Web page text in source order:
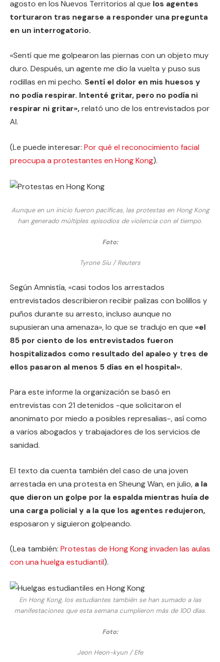
agosto en los Nuevos Territorios al que los agentes
torturaron tras negarse a responder una pregunta
en un interrogatorio.
«Sentí que me golpearon las piernas con un objeto muy
duro. Después, un agente me dio la vuelta y puso sus
rodillas en mi pecho. Sentí el dolor en mis huesos y
no podía respirar. Intenté gritar, pero no podía ni
respirar ni gritar»,relató uno de los entrevistados por
AI.
(Le puede interesar: Por qué el reconocimiento facial
preocupa a protestantes en Hong Kong).
Aunque en un inicio fueron pacíficas, las protestas en Hong Kong
han generado múltiples episodios de violencia con el tiempo.
Foto:
Tyrone Siu / Reuters
Según Amnistía, «casi todos los arrestados
entrevistados describieron recibir palizas con bolillos y
puños durante su arresto, incluso aunque no
supusieran una amenaza», lo que se tradujo en que «el
85 por ciento de los entrevistados fueron
hospitalizados como resultado del apaleo y tres de
ellos pasaron al menos 5 días en el hospital».
Para este informe la organización se basó en
entrevistas con 21 detenidos -que solicitaron el
anonimato por miedo a posibles represalias-, así como
a varios abogados y trabajadores de los servicios de
sanidad.
El texto da cuenta también del caso de una joven
arrestada en una protesta en Sheung Wan, en julio, a la
que dieron un golpe por la espalda mientras huía de
una carga policial y a la que los agentes redujeron,
esposaron y siguieron golpeando.
(Lea también: Protestas de Hong Kong invaden las aulas
con una huelga estudiantil).
En Hong Kong, los estudiantes también se han sumado a las
manifestaciones que esta semana cumplieron más de 100 días.
Foto:
Jeon Heon-kyun / Efe